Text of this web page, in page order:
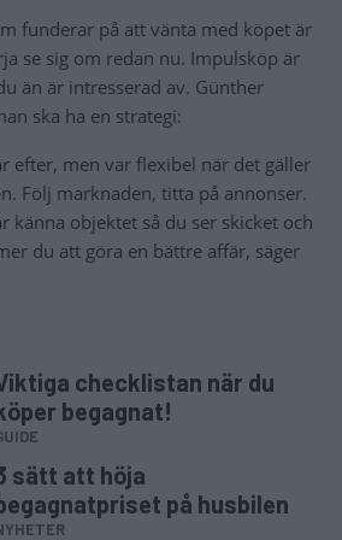
funderar på att vänta med köpet är
se sig om redan nu. Impulsköp är
än är intresserad av. Günther
ska ha en strategi:
efter, men var flexibel när det gäller
Följ marknaden, titta på annonser.
känna objektet så du ser skicket och
du att göra en bättre affär, säger
checklistan när du
begagnat!
sätt att höja
på husbilen